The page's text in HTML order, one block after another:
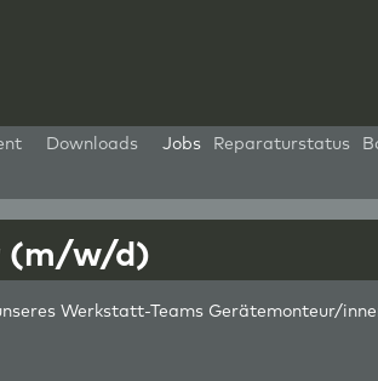
Downloads Jobs Reparaturstatus
(m/w/d)
Werkstatt-Teams Gerätemonteur/